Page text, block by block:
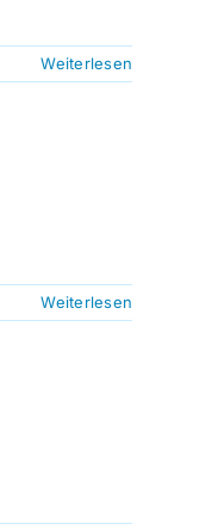
Weiterlesen
Weiterlesen